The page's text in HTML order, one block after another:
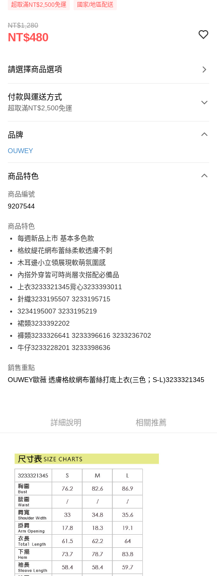
超取滿NT$2,500免運 國家/地區配送
NT$1,280
NT$480
請選擇商品選項
付款與運送方式
超取滿NT$2,500免運
信用卡一次付款
3 期 0 利率 每期
合作金庫商業銀行
上海商業儲蓄銀行
臺灣中小企業銀行
匯豐（台灣）商業銀行
聯邦商業銀行
元大商業銀行
玉山商業銀行
星展（台灣）商業銀行
台灣樂天信用卡公司
超商取貨付款
LINE Pay
Apple Pay
街口支付
悠遊付
全盈+PAY
大哥付你分期
相關說明
【大哥付你分期使用說明】
1.本服務由台灣大哥大提供，台灣大哥大用戶可立即使用無須另外申請。
2.付款方式選擇「大哥付你分期」，訂單成立後會自動跳轉到大哥付的交易
流程，驗證手機門號後，選擇欲分期的期數、繳款截止日，確認付款後即完
3.實際核准額度、可分期數及費用金額請依後續交易確認頁面所載為準。
4.訂單成立30分鐘內，如未前往確認交易或遇審核未通過，訂單將自動取
消。如遇「轉專審核」未通過狀況，表示未達大哥付你分期系統評分，恕無
2.透過簡訊連結打開帳單後，可選擇「超商條碼／台灣大直營門市／銀行轉
【注意事項】
1.本服務係由「台灣大哥大股份有限公司」（以下簡稱本公司）所提供，讓
用戶於交易時，得透過本服務購買商品或服務，並由商店將買賣／分期付款
買賣價金債權讓與本公司後，依約使用本公司帳單繳交帳款。
2.基於同意付款使用「大哥付你分期」之契約關係目的，商店將以您的個人
資料（包含姓名、電話或地址）提供予台灣大哥大進項蒐集、處理及利用，
由本公司與您本人進行分期帳單所需資料之確認、核對及更正。
3.完整用戶服務條款，請詳閱以下連結：
https://oppay.tw/userRule
AFTEE先享後付
相關說明
便利好安心！
１．簡單：不需註冊會員、不需綁卡、不需儲值。
１．於結帳方式選擇「AFTEE先享後付」後，將跳轉至「AFTEE先享後付」
ATM／網路銀行／等多元方式進行付款，方視為交易完成。
※ 請注意：結帳手續完成當下不需立刻繳費，但若您需要取消訂單，請聯絡
購買商品的店家。未經商家同意取消之訂單仍視為有效，需透過AFTEE先享
後付繳納相關費用。
※ 交易是否成功請以「AFTEE先享後付 」之結帳頁面顯示為準，若有關於
是否繳費成功／繳費後需取消欲退款等相關疑問，請聯繫「AFTEE先享後付
客戶支援中心」
https://netprotections.freshdesk.com/support/home
【注意事項】
１．透過由恩沛科技股份有限公司提供之「AFTEE先享後付」服務完成之交
易，需依本服務之必要範圍內提供個人資料，並將交易相關給付款項請求債
權轉讓予恩沛科技股份有限公司。
２．關於個人資料處理事宜，請瀏覽以下網址：
https://aftee.tw/terms/#terms3
運送方式
全家取貨付款
每筆NT$120，滿NT$2,500(含以上)免運費
每筆NT$120，滿NT$2,500(含以上)免運費
付款後萊爾富取貨
每筆NT$120，滿NT$2,500(含以上)免運費
7-11取貨付款
每筆NT$120，滿NT$2,500(含以上)免運費
付款後7-11取貨
每筆NT$120，滿NT$2,500(含以上)免運費
宅配
品牌
OUWEY
商品特色
商品編號
9207544
商品特色
每週新品上市 基本多色款
格紋緹花網布蕾絲柔軟透膚不刺
木耳邊小立領展現軟萌氛圍感
內搭外穿皆可時尚層次搭配必備品
上衣3233321345背心3233393011
針織3233195507 3233195715
3234195007 3233195219
裙類3233392202
褲類3233326641 3233396616 3233236702
牛仔3233228201 3233398636
銷售重點
OUWEY歐薇 透膚格紋網布蕾絲打底上衣(三色；S-L)3233321345
詳細說明 相關推薦